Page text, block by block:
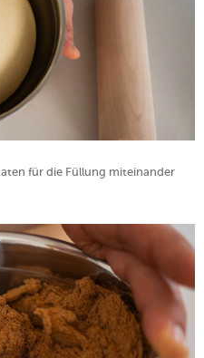
für die Füllung miteinander